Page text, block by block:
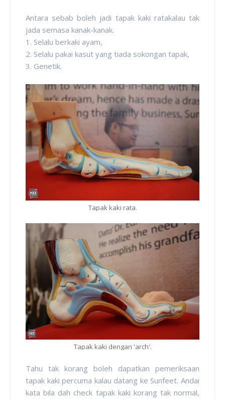
Antara sebab boleh jadi tapak kaki ratakalau tak
jada semasa kanak-kanak.
1. Selalu berkaki ayam,
2. Selalu pakai kasut yang tiada sokongan tapak,
3. Genetik.
Tapak kaki rata.
Tapak kaki dengan 'arch'.
Tahu tak korang boleh dapatkan pemeriksaan
tapak kaki percuma kalau datang ke Sunfeet. Andai
kata bila dah check tapak kaki korang tak normal,